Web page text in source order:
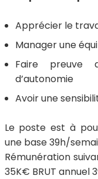
Apprécier le
Manager une
Faire preuve
d’autonomie
Avoir une
Le poste est à
une base 39h/
Rémunération
35K€ BRUT annuel